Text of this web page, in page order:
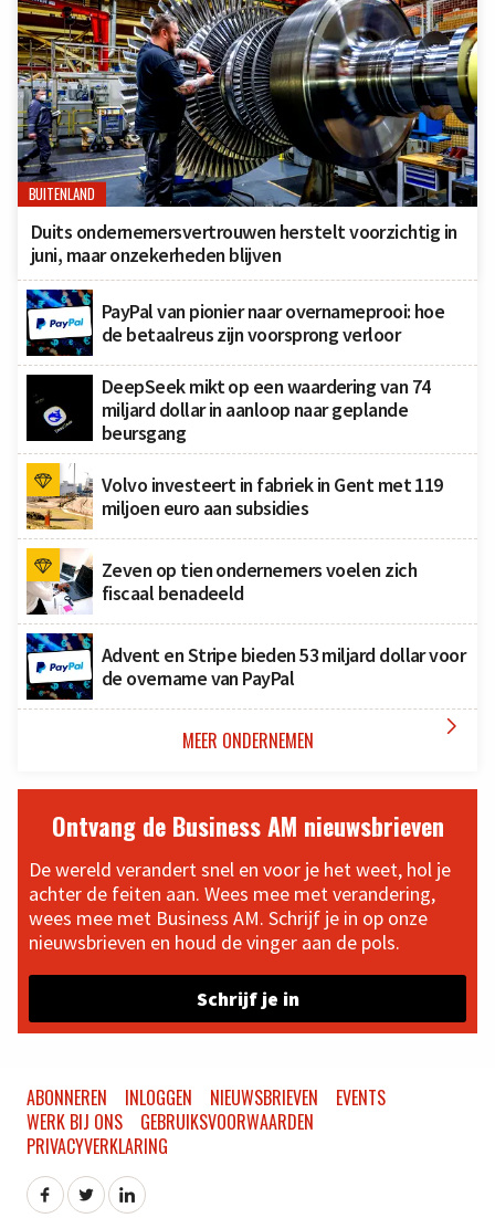
BUITENLAND
Duits ondernemersvertrouwen herstelt voorzichtig in
juni, maar onzekerheden blijven
PayPal van pionier naar overnameprooi: hoe
de betaalreus zijn voorsprong verloor
DeepSeek mikt op een waardering van 74
miljard dollar in aanloop naar geplande
beursgang
Volvo investeert in fabriek in Gent met 119
miljoen euro aan subsidies
Zeven op tien ondernemers voelen zich
fiscaal benadeeld
Advent en Stripe bieden 53 miljard dollar voor
de overname van PayPal
MEER ONDERNEMEN 
Ontvang de Business AM nieuwsbrieven
De wereld verandert snel en voor je het weet, hol je
achter de feiten aan. Wees mee met verandering,
wees mee met Business AM. Schrijf je in op onze
nieuwsbrieven en houd de vinger aan de pols.
Schrijf je in
ABONNEREN INLOGGEN NIEUWSBRIEVEN
EVENTS
WERK BIJ ONS
GEBRUIKSVOORWAARDEN
PRIVACYVERKLARING